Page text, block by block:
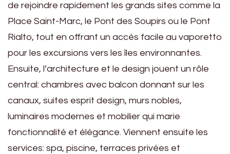
de rejoindre rapidement les grands sites comme la
Place Saint-Marc, le Pont des Soupirs ou le Pont
Rialto, tout en offrant un accès facile au vaporetto
pour les excursions vers les îles environnantes.
Ensuite, l’architecture et le design jouent un rôle
central: chambres avec balcon donnant sur les
canaux, suites esprit design, murs nobles,
luminaires modernes et mobilier qui marie
fonctionnalité et élégance. Viennent ensuite les
services: spa, piscine, terraces privées et